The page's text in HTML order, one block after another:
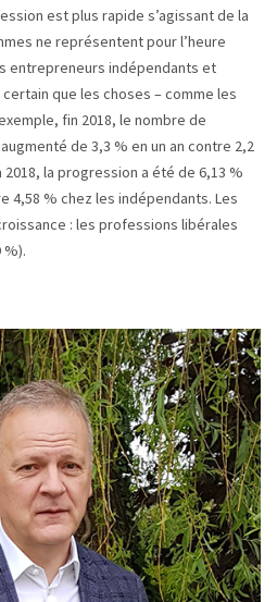
est plus rapide s’agissant de la
ne représentent pour l’heure
entrepreneurs indépendants et
que les choses – comme les
fin 2018, le nombre de
de 3,3 % en un an contre 2,2
2018, la progression a été de 6,13 %
4,58 % chez les indépendants. Les
: les professions libérales
%).